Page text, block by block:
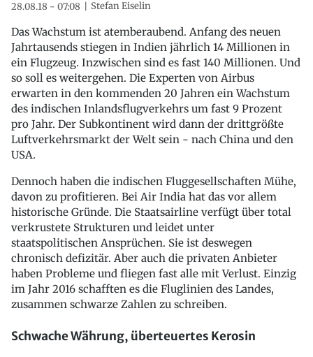
28.08.18 - 07:08 Stefan Eiselin
Das Wachstum ist atemberaubend. Anfang des neuen
Jahrtausends stiegen in Indien jährlich 14 Millionen in
ein Flugzeug. Inzwischen sind es fast 140 Millionen. Und
so soll es weitergehen. Die Experten von Airbus
erwarten in den kommenden 20 Jahren ein Wachstum
des indischen Inlandsflugverkehrs um fast 9 Prozent
pro Jahr. Der Subkontinent wird dann der drittgrößte
Luftverkehrsmarkt der Welt sein - nach China und den
USA.
Dennoch haben die indischen Fluggesellschaften Mühe,
davon zu profitieren. Bei Air India hat das vor allem
historische Gründe. Die Staatsairline verfügt über total
verkrustete Strukturen und leidet unter
staatspolitischen Ansprüchen. Sie ist deswegen
chronisch defizitär. Aber auch die privaten Anbieter
haben Probleme und fliegen fast alle mit Verlust. Einzig
im Jahr 2016 schafften es die Fluglinien des Landes,
zusammen schwarze Zahlen zu schreiben.
Schwache Währung, überteuertes Kerosin